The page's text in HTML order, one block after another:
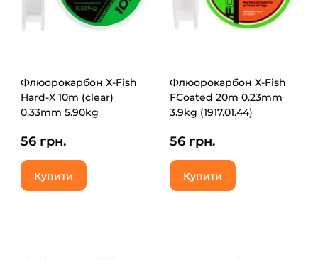
Флюорокарбон X-Fish
Hard-X 10m (clear)
0.33mm 5.90kg
56 грн.
Купити
Флюорокарбон X-Fish
FCoated 20m 0.23mm
3.9kg (1917.01.44)
56 грн.
Купити